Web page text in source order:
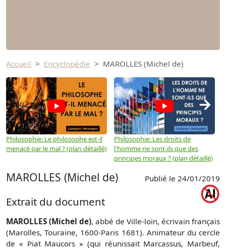
Accueil Encyclopédie MAROLLES (Michel de)
Philosophie: Le philosophe est-il
menacé par le mal ? (plan détaillé)
Philosophie: Les droits de
l'homme ne sont-ils que des
principes moraux ? (plan détaillé)
→
MAROLLES (Michel de) Publié le 24/01/2019
Extrait du document
MAROLLES (Michel de), abbé de Ville-loin, écrivain français
(Marolles, Touraine, 1600-Paris 1681). Animateur du cercle
de « Piat Maucors » (qui réunissait Marcassus, Marbeuf,